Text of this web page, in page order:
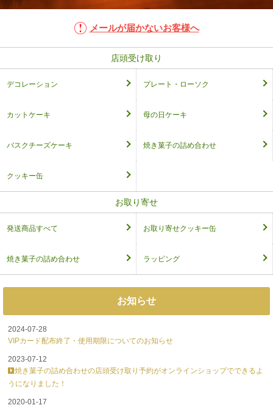
メールが届かないお客様へ
店頭受け取り
デコレーション プレート・ローソク
カットケーキ 母の日ケーキ
バスクチーズケーキ 焼き菓子の詰め合わせ
クッキー缶
お取り寄せ
発送商品すべて お取り寄せクッキー缶
焼き菓子の詰め合わせ ラッピング
お知らせ
2024-07-28
VIPカード配布終了・使用期限についてのお知らせ
2023-07-12
焼き菓子の詰め合わせの店頭受け取り予約がオンラインショップでできるよ
うになりました！
2020-01-17